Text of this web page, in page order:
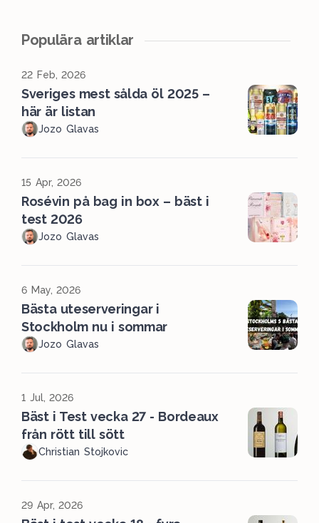
Populära artiklar
22 Feb, 2026
Sveriges mest sålda öl 2025 –
här är listan
Jozo Glavas
15 Apr, 2026
Rosévin på bag in box – bäst i
test 2026
Jozo Glavas
6 May, 2026
Bästa uteserveringar i
Stockholm nu i sommar
Jozo Glavas
1 Jul, 2026
Bäst i Test vecka 27 - Bordeaux
från rött till sött
Christian Stojkovic
29 Apr, 2026